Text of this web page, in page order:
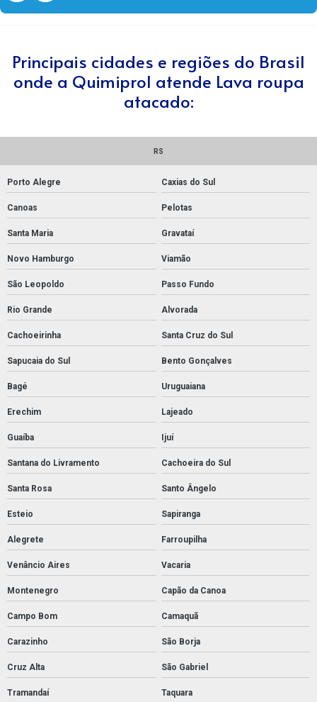
Principais cidades e regiões do Brasil
onde a Quimiprol atende Lava roupa
atacado:
RS
Porto Alegre Caxias do Sul
Canoas Pelotas
Santa Maria Gravataí
Novo Hamburgo Viamão
São Leopoldo Passo Fundo
Rio Grande Alvorada
Cachoeirinha Santa Cruz do Sul
Sapucaia do Sul Bento Gonçalves
Bagé Uruguaiana
Erechim Lajeado
Guaíba Ijuí
Santana do Livramento Cachoeira do Sul
Santa Rosa Santo Ângelo
Esteio Sapiranga
Alegrete Farroupilha
Venâncio Aires Vacaria
Montenegro Capão da Canoa
Campo Bom Camaquã
Carazinho São Borja
Cruz Alta São Gabriel
Tramandaí Taquara